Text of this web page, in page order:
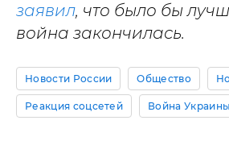
заявил, что было бы
война закончилась.
Новости России Общество
Реакция соцсетей Война